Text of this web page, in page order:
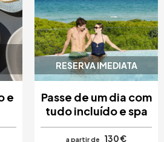
e
RESERVA IMEDIATA
Passe de um dia com
tudo incluído e spa
a partir de
130 €